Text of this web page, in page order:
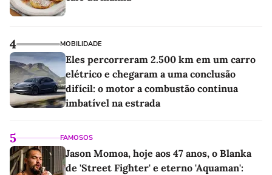
4 MOBILIDADE
Eles percorreram 2.500 km em um carro
elétrico e chegaram a uma conclusão
difícil: o motor a combustão continua
imbatível na estrada
5 FAMOSOS
Jason Momoa, hoje aos 47 anos, o Blanka
de 'Street Fighter' e eterno 'Aquaman':